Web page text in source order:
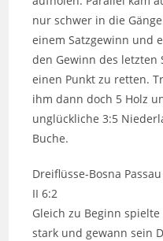
nur schwer in die
einem Satzgewinn und
den Gewinn des letzten
einen Punkt zu retten.
ihm dann doch 5 Holz
unglückliche 3:5
Buche.
Dreiflüsse-Bosna
II 6:2
Gleich zu Beginn
stark und gewann sein